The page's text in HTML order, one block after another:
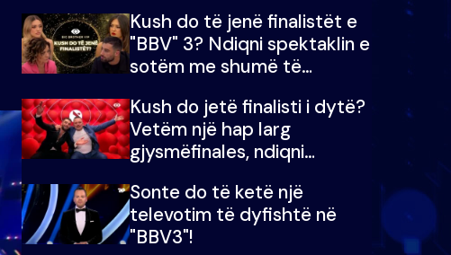
Kush do të jenë finalistët e
"BBV" 3? Ndiqni spektaklin e
sotëm me shumë të
Kush do jetë finalisti i dytë?
Vetëm një hap larg
gjysmëfinales, ndiqni
Vip”
Sonte do të ketë një
televotim të dyfishtë në
"BBV3"!